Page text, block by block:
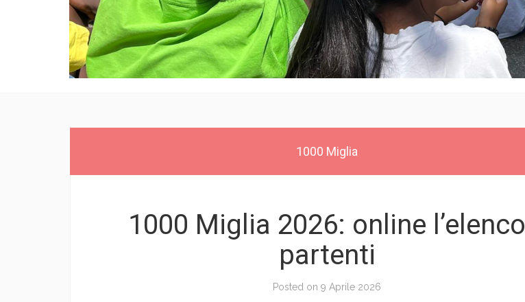
1000 Miglia
1000 Miglia 2026: online l’elenco
partenti
Posted on 9 Aprile 2026